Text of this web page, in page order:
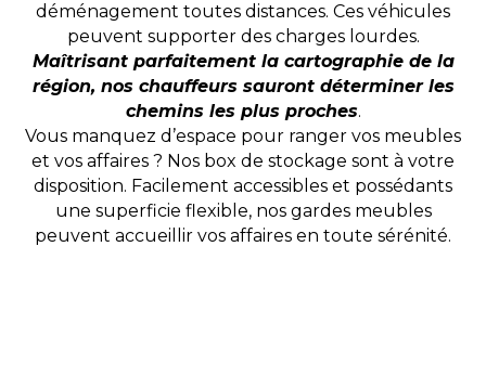
déménagement toutes distances. Ces véhicules
peuvent supporter des charges lourdes.
Maîtrisant parfaitement la cartographie de la
région, nos chauffeurs sauront déterminer les
chemins les plus proches.
Vous manquez d’espace pour ranger vos meubles
et vos affaires ? Nos box de stockage sont à votre
disposition. Facilement accessibles et possédants
une superficie flexible, nos gardes meubles
peuvent accueillir vos affaires en toute sérénité.